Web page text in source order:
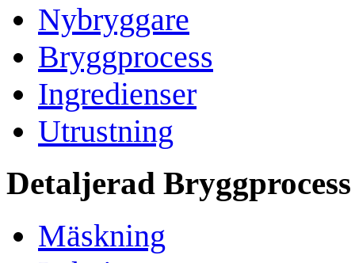
Nybryggare
Bryggprocess
Ingredienser
Utrustning
Detaljerad Bryggprocess
Mäskning